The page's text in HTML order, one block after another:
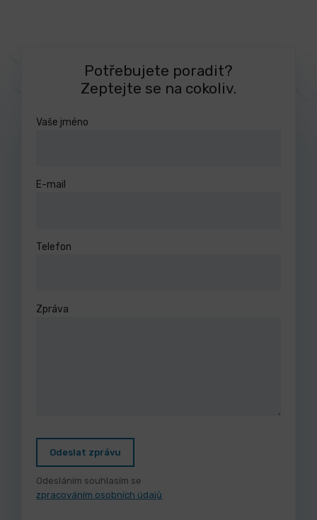
Potřebujete poradit?
Zeptejte se na cokoliv.
Vaše jméno
E-mail
Telefon
Zpráva
Odeslat zprávu
Odesláním souhlasím se
zpracováním osobních údajů